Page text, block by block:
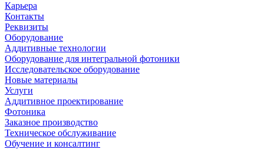
Карьера
Контакты
Реквизиты
Оборудование
Аддитивные технологии
Оборудование для интегральной фотоники
Исследовательское оборудование
Новые материалы
Услуги
Аддитивное проектирование
Фотоника
Заказное производство
Техническое обслуживание
Обучение и консалтинг